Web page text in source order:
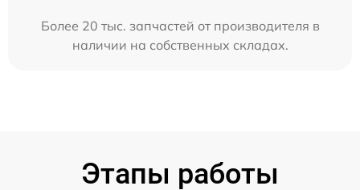
Более 20 тыс. запчастей от производителя в
наличии на собственных складах.
Этапы работы